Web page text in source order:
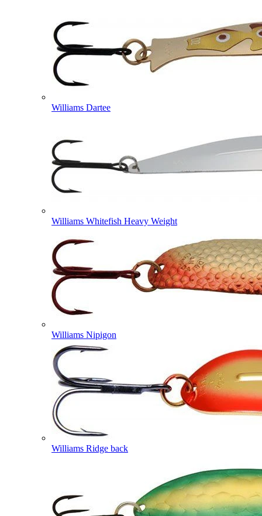
Williams Dartee
Williams Whitefish Heavy Weight
Williams Nipigon
Williams Ridge back